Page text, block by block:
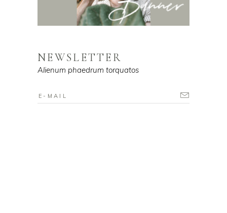
NEWSLETTER
Alienum phaedrum torquatos